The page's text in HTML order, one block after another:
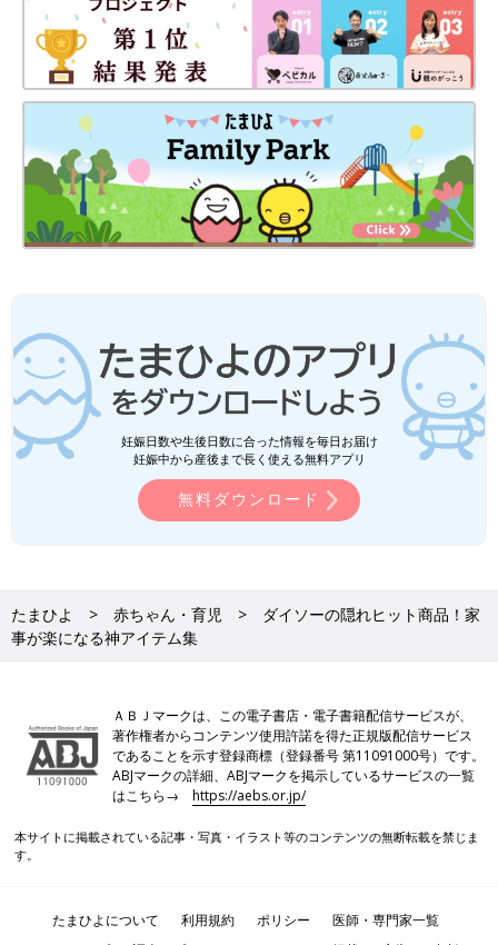
妊娠日数や生後日数に合った情報を毎日お届け
妊娠中から産後まで長く使える無料アプリ
無料ダウンロード
たまひよ 赤ちゃん・育児
ダイソーの隠れヒット商品！家
事が楽になる神アイテム集
ＡＢＪマークは、この電子書店・電子書籍配信サービスが、
著作権者からコンテンツ使用許諾を得た正規版配信サービス
であることを示す登録商標（登録番号 第11091000号）です。
ABJマークの詳細、ABJマークを掲示しているサービスの一覧
はこちら→https://aebs.or.jp/
本サイトに掲載されている記事・写真・イラスト等のコンテンツの無断転載を禁じま
す。
たまひよについて 利用規約 ポリシー
医師・専門家一覧